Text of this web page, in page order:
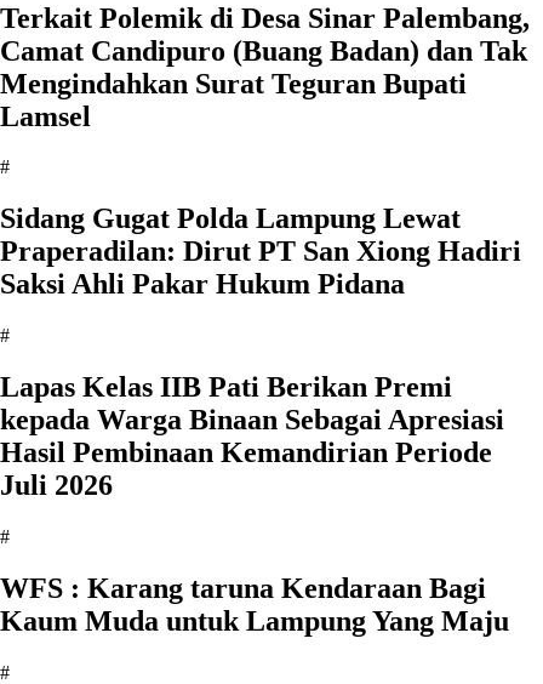
Terkait Polemik di Desa Sinar Palembang,
Camat Candipuro (Buang Badan) dan Tak
Mengindahkan Surat Teguran Bupati
Lamsel ‎
#
Sidang Gugat Polda Lampung Lewat
Praperadilan: Dirut PT San Xiong Hadiri
Saksi Ahli Pakar Hukum Pidana
#
Lapas Kelas IIB Pati Berikan Premi
kepada Warga Binaan Sebagai Apresiasi
Hasil Pembinaan Kemandirian Periode
Juli 2026
#
WFS : Karang taruna Kendaraan Bagi
Kaum Muda untuk Lampung Yang Maju
#